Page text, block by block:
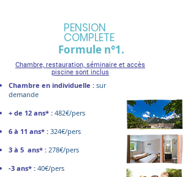
PENSION
COMPLETE
Formule n°1.
Chambre, restauration, séminaire et accès
piscine sont inclus
Chambre en individuelle : sur
demande
+ de 12 ans* : 482€/pers
6 à 11 ans* : 324€/pers
3 à 5 ans* : 278€/pers
-3 ans* : 40€/pers